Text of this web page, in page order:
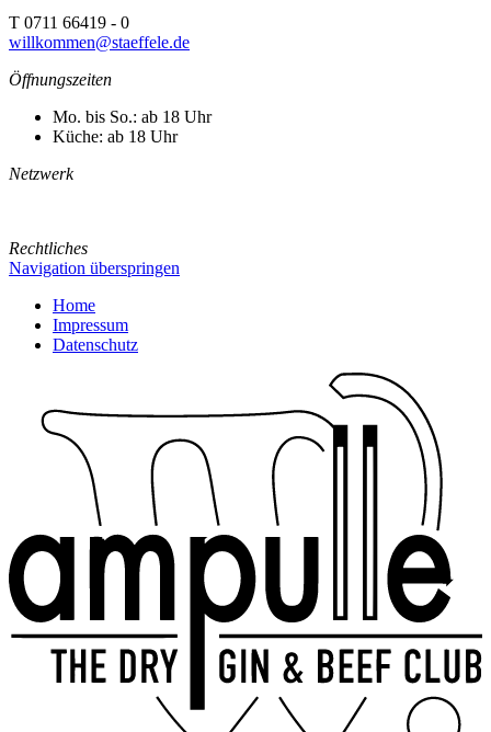
T 0711 66419 - 0
willkommen@staeffele.de
Öffnungszeiten
Mo. bis So.: ab 18 Uhr
Küche: ab 18 Uhr
Netzwerk
Rechtliches
Navigation überspringen
Home
Impressum
Datenschutz